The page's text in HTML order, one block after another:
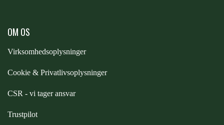
TIMER GPS
OM OS
Virksomhedsoplysninger
Cookie & Privatlivsoplysninger
CSR - vi tager ansvar
Trustpilot